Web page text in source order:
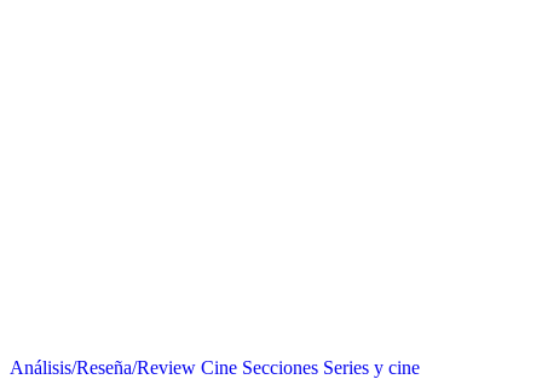
Análisis/Reseña/Review Cine Secciones Series y cine